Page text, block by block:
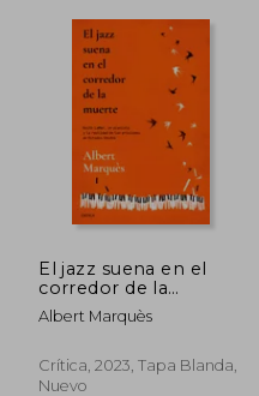
₡ 16.278
El jazz suena en el
corredor de la
muerte
Albert Marquès
Crítica, 2023, Tapa Blanda,
Nuevo